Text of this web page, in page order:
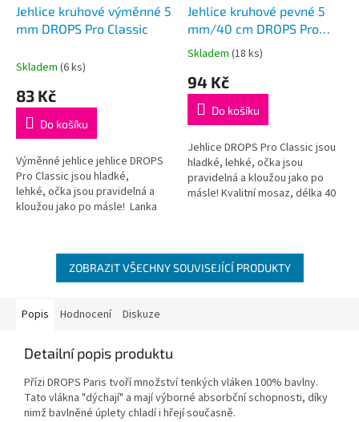
Jehlice kruhové výměnné 5
mm DROPS Pro Classic
Skladem (6 ks)
83 Kč
Do košíku
Výměnné jehlice jehlice DROPS
Pro Classic jsou hladké,
lehké, očka jsou pravidelná a
kloužou jako po másle! Lanka
Jehlice kruhové pevné 5
mm/40 cm DROPS Pro
Classic
Průměrné
produktu
5,0
5
hvězdiček.
Skladem (18 ks)
94 Kč
Do košíku
Jehlice DROPS Pro Classic jsou
hladké, lehké, očka jsou
pravidelná a kloužou jako po
másle! Kvalitní mosaz, délka 40
ZOBRAZIT VŠECHNY SOUVISEJÍCÍ PRODUKTY
Popis Hodnocení Diskuze
Detailní popis produktu
Přízi DROPS Paris tvoří množství tenkých vláken 100% bavlny.
Tato vlákna "dýchají" a mají výborné absorbční schopnosti, díky
nimž bavlněné úplety chladí i hřejí současně.